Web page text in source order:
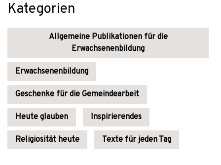
Kategorien
Allgemeine Publikationen für die
Erwachsenenbildung
Erwachsenenbildung
Geschenke für die Gemeindearbeit
Heute glauben Inspirierendes
Religiosität heute Texte für jeden Tag